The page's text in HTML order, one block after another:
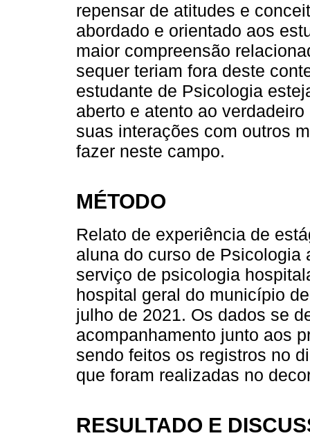
repensar de atitudes e
abordado e orientado aos
maior compreensão
sequer teriam fora deste
estudante de Psicologia
aberto e atento ao
suas interações com outros
fazer neste campo.
MÉTODO
Relato de experiência de
aluna do curso de
serviço de psicologia
hospital geral do município
julho de 2021. Os dados se
acompanhamento junto aos
sendo feitos os registros no
que foram realizadas no
RESULTADO E